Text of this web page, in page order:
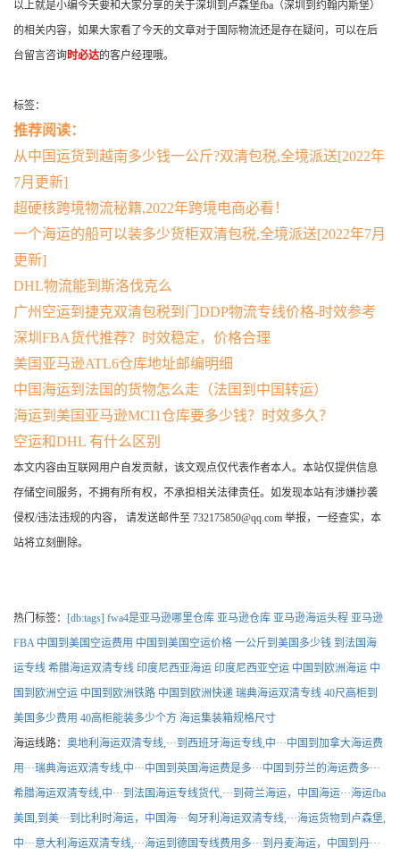
以上就是小编今天要和大家分享的关于深圳到卢森堡fba（深圳到约翰内斯堡）
的相关内容，如果大家看了今天的文章对于国际物流还是存在疑问，可以在后
台留言咨询时必达的客户经理哦。
标签：
推荐阅读：
从中国运货到越南多少钱一公斤?双清包税,全境派送[2022年
7月更新]
超硬核跨境物流秘籍,2022年跨境电商必看！
一个海运的船可以装多少货柜双清包税,全境派送[2022年7月
更新]
DHL物流能到斯洛伐克么
广州空运到捷克双清包税到门DDP物流专线价格-时效参考
深圳FBA货代推荐？时效稳定，价格合理
美国亚马逊ATL6仓库地址邮编明细
中国海运到法国的货物怎么走（法国到中国转运）
海运到美国亚马逊MCI1仓库要多少钱？时效多久？
空运和DHL 有什么区别
本文内容由互联网用户自发贡献，该文观点仅代表作者本人。本站仅提供信息
存储空间服务，不拥有所有权，不承担相关法律责任。如发现本站有涉嫌抄袭
侵权/违法违规的内容， 请发送邮件至 732175850@qq.com 举报，一经查实，本
站将立刻删除。
热门标签： [db:tags] fwa4是亚马逊哪里仓库 亚马逊仓库 亚马逊海运头程 亚马逊
FBA 中国到美国空运费用 中国到美国空运价格 一公斤到美国多少钱 到法国海
运专线 希腊海运双清专线 印度尼西亚海运 印度尼西亚空运 中国到欧洲海运 中
国到欧洲空运 中国到欧洲铁路 中国到欧洲快递 瑞典海运双清专线 40尺高柜到
美国多少费用 40高柜能装多少个方 海运集装箱规格尺寸
海运线路： 奥地利海运双清专线,···到西班牙海运专线,中···中国到加拿大海运费
用···瑞典海运双清专线,中···中国到英国海运费是多···中国到芬兰的海运费多···
希腊海运双清专线,中···到法国海运专线货代,···到荷兰海运，中国海运···海运fba
美国,到美···到比利时海运，中国海···匈牙利海运双清专线,···海运货物到卢森堡,
中···意大利海运双清专线,···海运到德国专线费用多···到丹麦海运，中国到丹···